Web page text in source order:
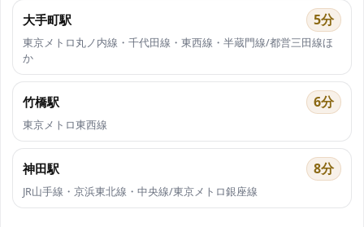
大手町駅 5分
東京メトロ丸ノ内線・千代田線・東西線・半蔵門線/都営三田線ほ
か
竹橋駅 6分
東京メトロ東西線
神田駅 8分
JR山手線・京浜東北線・中央線/東京メトロ銀座線